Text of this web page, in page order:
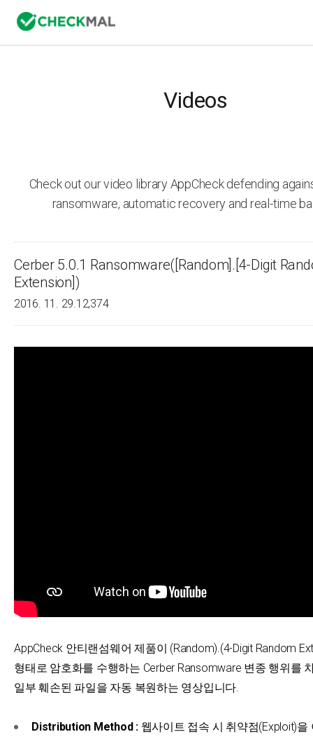
Videos
Check out our video library AppCheck defending
ransomware, automatic recovery and real-time
Cerber 5.0.1 Ransomware([Random].[4-Digit
Extension])
2016. 11. 29.12,374
AppCheck 안티랜섬웨어 제품이 (Random).(4-Digit Random
형태로 암호화를 수행하는 Cerber Ransomware 변종 행위를
일부 훼손된 파일을 자동 복원하는 영상입니다.
Distribution Method :웹사이트 접속 시 취약점(Exploit)을